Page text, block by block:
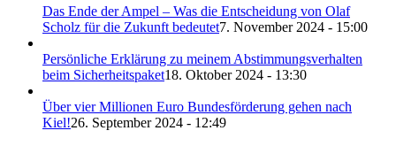
Das Ende der Ampel – Was die Entscheidung von Olaf
Scholz für die Zukunft bedeutet7. November 2024 - 15:00
Persönliche Erklärung zu meinem Abstimmungsverhalten
beim Sicherheitspaket18. Oktober 2024 - 13:30
Über vier Millionen Euro Bundesförderung gehen nach
Kiel!26. September 2024 - 12:49